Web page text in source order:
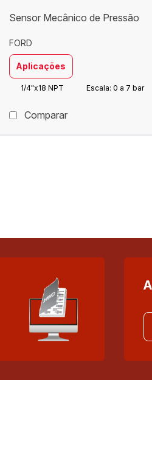
Sensor Mecânico de Pressão
FORD
Aplicações
1/4"x18 NPT Escala: 0 a 7 bar
Comparar